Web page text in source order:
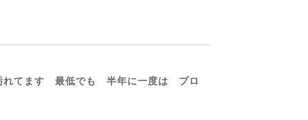
れてます 最低でも 半年に一度は プロ